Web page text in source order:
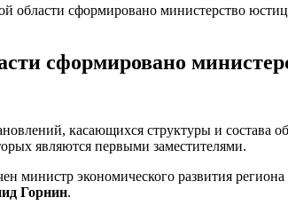
области сформировано министерство
сформировано
касающихся структуры и состава
являются первыми заместителями.
министр экономического развития региона
Горнин.